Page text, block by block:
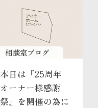
相談室ブログ
本日は『25周年
オーナー様感謝
祭』を開催の為に